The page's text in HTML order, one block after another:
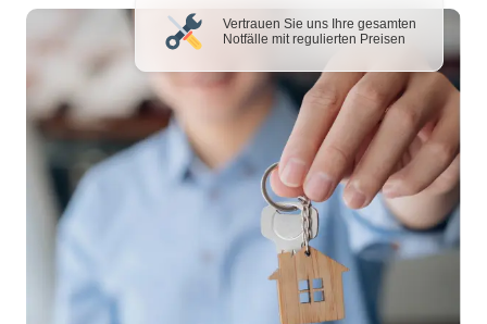
Vertrauen Sie uns Ihre gesamten
Notfälle mit regulierten Preisen